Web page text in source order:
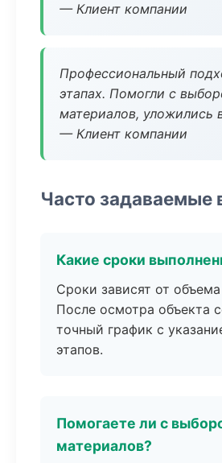
— Клиент компании
Профессиональный
этапах. Помогли с
материалов, уложились
— Клиент компании
Часто задаваемые
Какие сроки
Сроки зависят от объема
После осмотра объекта
точный график с
этапов.
Помогаете ли с
материалов?